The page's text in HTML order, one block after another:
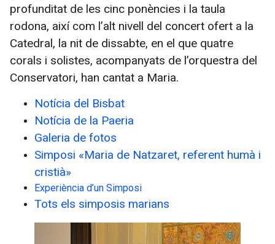
profunditat de les cinc ponències i la taula
rodona, així com l’alt nivell del concert ofert a la
Catedral, la nit de dissabte, en el que quatre
corals i solistes, acompanyats de l’orquestra del
Conservatori, han cantat a Maria.
Notícia del Bisbat
Notícia de la Paeria
Galeria de fotos
Simposi «Maria de Natzaret, referent humà i
cristià»
Experiència d’un Simposi
Tots els simposis marians